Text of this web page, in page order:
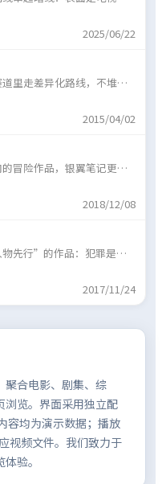
了几处巧思反转。
2025/06/22
里走差异化路线，不堆叠
惊悚桥段稳住底盘。
2015/04/02
冒险作品，银翼笔记更强
奇观，情绪曲线起伏分
2018/12/08
先行”的作品：犯罪是外
是信任、代价与边界。
2017/11/24
聚合电影、剧集、综
浏览。界面采用独立配
容均为演示数据；播放
视频文件。我们致力于
验。